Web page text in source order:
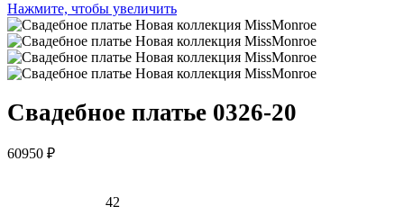
Нажмите, чтобы увеличить
Свадебное платье 0326-20
60950 ₽
42